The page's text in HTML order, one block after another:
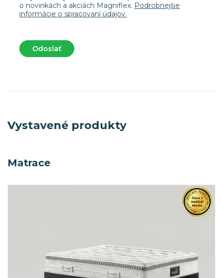
o novinkách a akciách Magniflex. Podrobnejšie
informácie o spracovaní údajov.
Odoslať
Vystavené produkty
Matrace